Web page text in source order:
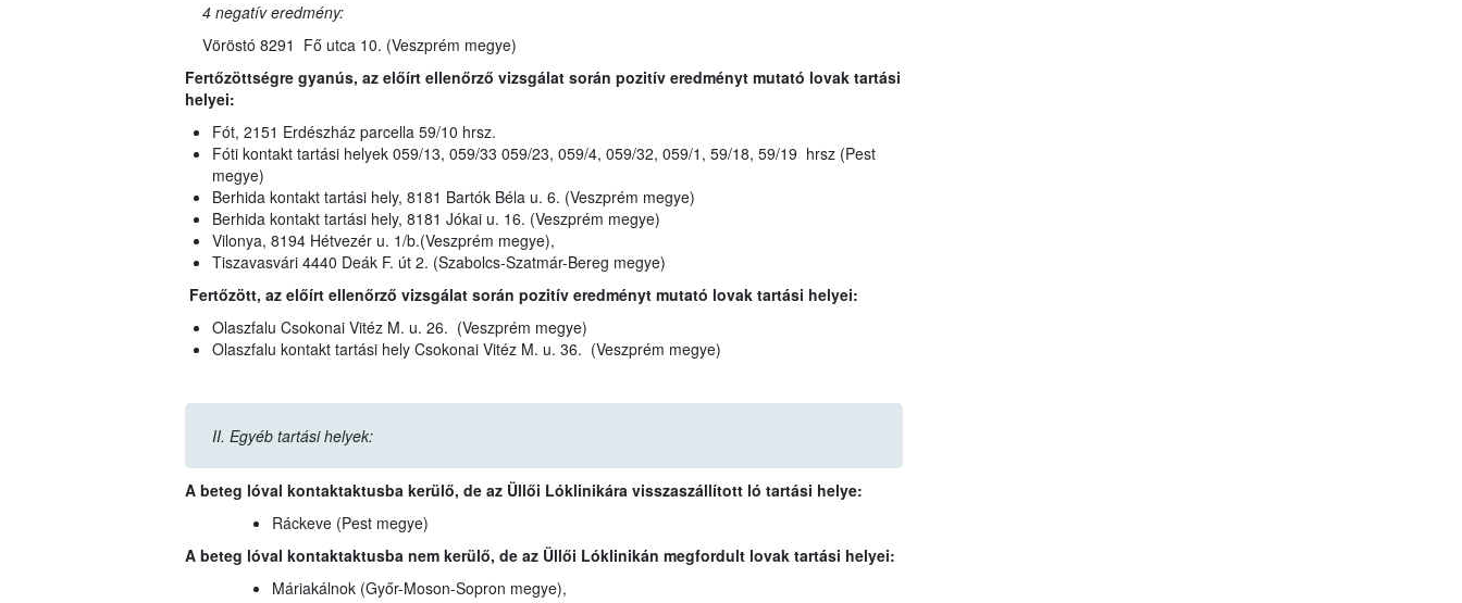
4 negatív eredmény:
Vöröstó 8291 Fő utca 10. (Veszprém megye)
Fertőzöttségre gyanús, az előírt ellenőrző vizsgálat során pozitív eredményt mutató lovak tartási
helyei:
Fót, 2151 Erdészház parcella 59/10 hrsz.
Fóti kontakt tartási helyek 059/13, 059/33 059/23, 059/4, 059/32, 059/1, 59/18, 59/19 hrsz (Pest
megye)
Berhida kontakt tartási hely, 8181 Bartók Béla u. 6. (Veszprém megye)
Berhida kontakt tartási hely, 8181 Jókai u. 16. (Veszprém megye)
Vilonya, 8194 Hétvezér u. 1/b.(Veszprém megye),
Tiszavasvári 4440 Deák F. út 2. (Szabolcs-Szatmár-Bereg megye)
Fertőzött, az előírt ellenőrző vizsgálat során pozitív eredményt mutató lovak tartási helyei:
Olaszfalu Csokonai Vitéz M. u. 26. (Veszprém megye)
Olaszfalu kontakt tartási hely Csokonai Vitéz M. u. 36. (Veszprém megye)
II. Egyéb tartási helyek:
A beteg lóval kontaktaktusba kerülő, de az Üllői Lóklinikára visszaszállított ló tartási helye:
Ráckeve (Pest megye)
A beteg lóval kontaktaktusba nem kerülő, de az Üllői Lóklinikán megfordult lovak tartási helyei:
Máriakálnok (Győr-Moson-Sopron megye),